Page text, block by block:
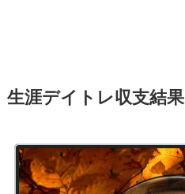
生涯デイトレ収支結果